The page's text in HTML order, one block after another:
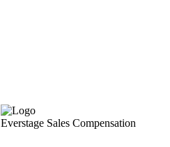
Everstage Sales Compensation